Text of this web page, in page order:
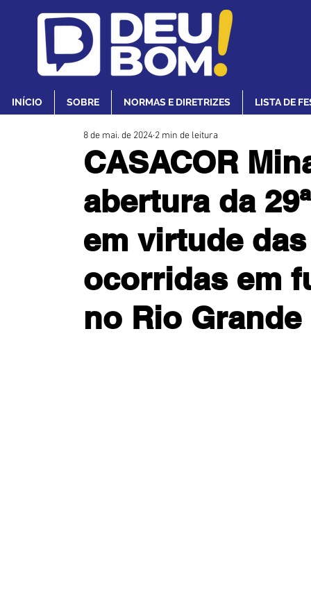
INÍCIO SOBRE NORMAS E DIRETRIZES LISTA DE
CASACOR
abertura da
em virtude
ocorridas em
no Rio
8 de mai. de 2024 2 min de leitura